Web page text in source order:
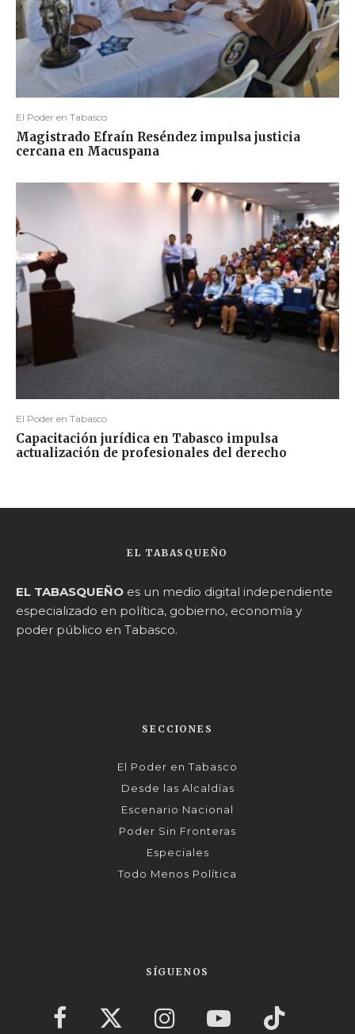
El Poder en Tabasco
Magistrado Efraín Reséndez impulsa justicia
cercana en Macuspana
El Poder en Tabasco
Capacitación jurídica en Tabasco impulsa
actualización de profesionales del derecho
EL TABASQUEÑO
EL TABASQUEÑO es un medio digital independiente
especializado en política, gobierno, economía y
poder público en Tabasco.
SECCIONES
El Poder en Tabasco
Desde las Alcaldías
Escenario Nacional
Poder Sin Fronteras
Especiales
Todo Menos Política
SÍGUENOS